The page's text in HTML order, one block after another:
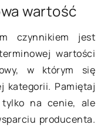
wartość
czynnikiem jest
wartości
w którym się
kategorii. Pamiętaj
na cenie, ale
producenta.